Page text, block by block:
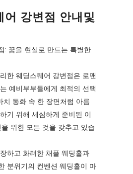
어 강변점 안내및
: 꿈을 현실로 만드는 특별한
한 웨딩스퀘어 강변점은 로맨
예비부부들에게 최적의 선택
치 동화 속 한 장면처럼 아름
기 위해 세심하게 준비된 이
위한 모든 것을 갖추고 있습
하고 화려한 채플 웨딩홀과
분위기의 컨벤션 웨딩홀이 마